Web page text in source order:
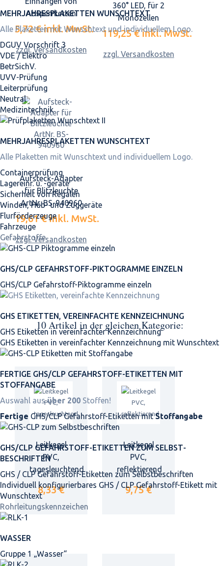
MEHRJAHRES­PLAKETTEN WUNSCHTEXT
Alle Plaketten mit Wunschtext und individuellem Logo.
DGUV Vorschrift 3
VDE / Elektro
BetrSichV.
UVV-Prüfung
Leiterprüfung
Neutral
Medizintechnik
MEHRJAHRES­PLAKETTEN WUNSCHTEXT
Alle Plaketten mit Wunschtext und individuellem Logo.
Containerprüfung
Lagereinr. u. -geräte
Sicherheit von Regalen
Winden, Hub- und Zuggeräte
Flurförderzeuge
Fahrzeuge
Gefahrstoffe
GHS/CLP GEFAHRSTOFF-PIKTOGRAMME EINZELN
GHS/CLP Gefahrstoff-Piktogramme einzeln
GHS ETIKETTEN, VEREINFACHTE KENNZEICHNUNG
GHS Etiketten in vereinfachter Kennzeichnung
GHS Etiketten in vereinfachter Kennzeichnung mit Wunschtext
FERTIGE GHS/CLP GEFAHRSTOFF-ETIKETTEN MIT
STOFFANGABE
Auswahl ausüber 200 Stoffen!
Fertige GHS/CLP Gefahrstoff-Etiketten mitStoffangabe
GHS/CLP GEFAHRSTOFF-ETIKETTEN ZUM SELBST­
BESCHRIFTEN
GHS / CLP Gefahrstoff-Etiketten zum Selbstbeschriften
Individuell konfigurierbares GHS / CLP Gefahrstoff-Etikett mit
Wunschtext
Rohrleitungskennzeichen
WASSER
Gruppe 1 „Wasser“
Absperrketten
5,72 €inkl. MwSt.
zzgl. Versandkosten
360° LED, für 2
Monozellen
119,25 €inkl. MwSt.
zzgl. Versandkosten
Aufsteck-Adapter
für Blitzleuchte
ArtNr. BS-940960
19,61 €inkl. MwSt.
zzgl. Versandkosten
10 Artikel in der gleichen Kategorie:
Leitkegel
PVC,
tagesleuchtend
8,33 €
Leitkegel
PVC,
reflektierend
9,75 €